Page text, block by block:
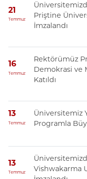
21
Temmuz
Priştine
İmzalandı
16
Temmuz
Rektörümüz
Demokrasi ve
Katıldı
13
Temmuz
Üniversitemiz
Programla
13
Temmuz
Vishwakarma